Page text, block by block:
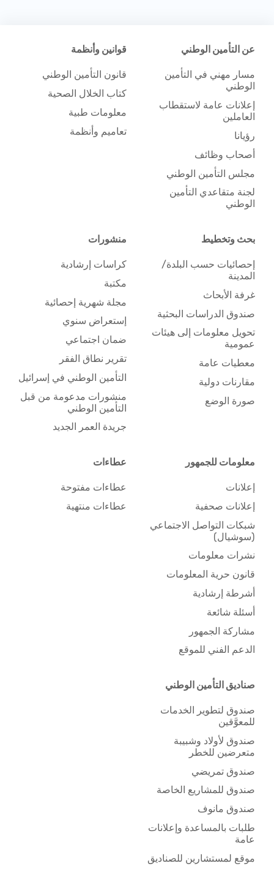
عن التأمين الوطني
مسار مهني في التأمين
الوطني
إعلانات عامة لاستقطاب
العاملين
رؤيانا
أصحاب وظائف
مجلس التأمين الوطني
لجنة متقاعدي التأمين
الوطني
قوانين وأنظمة
قانون التأمين الوطني
كتاب الخلال الصحية
معلومات طبية
تعاميم وأنظمة
بحث وتخطيط
إحصائيات حسب البلدة/
المدينة
غرفة الأبحاث
صندوق الدراسات البحثية
تحويل معلومات إلى هيئات
عمومية
معطيات عامة
مقارنات دولية
صورة الوضع
منشورات
كراسات إرشادية
مكتبة
مجلة شهرية إحصائية
إستعراض سنوي
ضمان اجتماعي
تقرير نطاق الفقر
التأمين الوطني في إسرائيل
منشورات مدعومة من قبل
التأمين الوطني
جريدة العمر الجديد
معلومات للجمهور
إعلانات
إعلانات صحفية
شبكات التواصل الاجتماعي
(سوشيال)
نشرات معلومات
قانون حرية المعلومات
أشرطة إرشادية
أسئلة شائعة
مشاركة الجمهور
الدعم الفني للموقع
عطاءات
عطاءات مفتوحة
عطاءات منتهية
صناديق التأمين الوطني
صندوق لتطوير الخدمات
للمعوَّقين
صندوق لأولاد وشبيبة
متعرضين للخطر
صندوق تمريضي
صندوق للمشاريع الخاصة
صندوق مانوف
طلبات بالمساعدة وإعلانات
عامة
موقع لمستشارين للصناديق